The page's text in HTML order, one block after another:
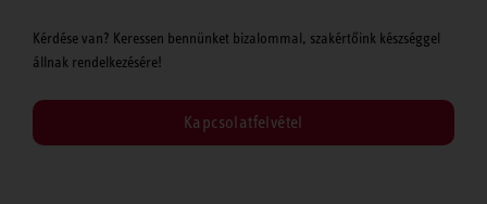
Kérdése van? Keressen bennünket bizalommal, szakértőink készséggel
állnak rendelkezésére!
Kapcsolatfelvétel